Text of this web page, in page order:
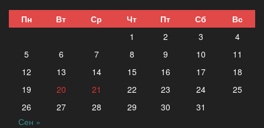
Пн Вт Ср Чт Пт Сб
Вс
1
2 3
4
5
6 7 8 9 10
11
12
13 14 15 16 17
18
19
20 21 22 23 24
25
26
27 28 29 30
31
Сен »